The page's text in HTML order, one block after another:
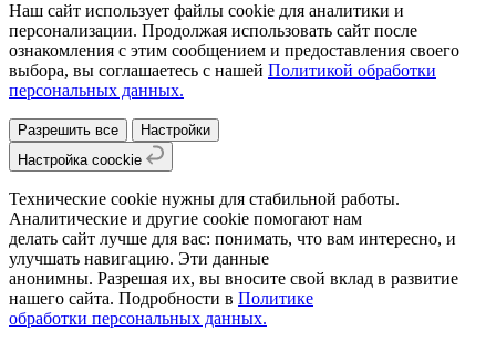
Наш сайт использует файлы cookie для аналитики и
персонализации. Продолжая использовать сайт после
ознакомления с этим сообщением и предоставления своего
выбора, вы соглашаетесь с нашей Политикой обработки
персональных данных.
Разрешить все
Настройки
Настройка coockie
Технические cookie нужны для стабильной работы.
Аналитические и другие cookie помогают нам
делать сайт лучше для вас: понимать, что вам интересно, и
улучшать навигацию. Эти данные
анонимны. Разрешая их, вы вносите свой вклад в развитие
нашего сайта. Подробности в Политике
обработки персональных данных.